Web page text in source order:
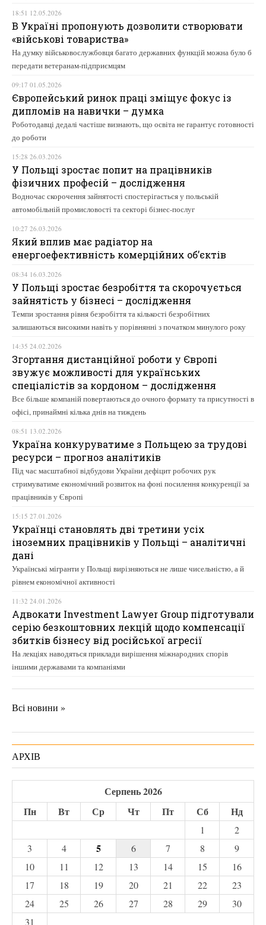
18:51 12.05.2026
В Україні пропонують дозволити створювати
«військові товариства»
На думку військовослужбовця багато державних функцій можна було б
передати ветеранам-підприємцям
09:17 01.05.2026
Європейський ринок праці зміщує фокус із
дипломів на навички – думка
Роботодавці дедалі частіше визнають, що освіта не гарантує готовності
до роботи
15:28 26.03.2026
У Польщі зростає попит на працівників
фізичних професій – дослідження
Водночас скорочення зайнятості спостерігається у польській
автомобільній промисловості та секторі бізнес-послуг
10:27 26.03.2026
Який вплив має радіатор на
енергоефективність комерційних об’єктів
08:34 16.03.2026
У Польщі зростає безробіття та скорочується
зайнятість у бізнесі – дослідження
Темпи зростання рівня безробіття та кількості безробітних
залишаються високими навіть у порівнянні з початком минулого року
14:35 24.02.2026
Згортання дистанційної роботи у Європі
звужує можливості для українських
спеціалістів за кордоном – дослідження
Все більше компаній повертаються до очного формату та присутності в
офісі, принаймні кілька днів на тиждень
08:51 13.02.2026
Україна конкуруватиме з Польщею за трудові
ресурси – прогноз аналітиків
Під час масштабної відбудови України дефіцит робочих рук
стримуватиме економічний розвиток на фоні посилення конкуренції за
працівників у Європі
15:15 27.01.2026
Українці становлять дві третини усіх
іноземних працівників у Польщі – аналітичні
дані
Українські мігранти у Польщі вирізняються не лише чисельністю, а й
рівнем економічної активності
11:32 24.01.2026
Адвокати Investment Lawyer Group підготували
серію безкоштовних лекцій щодо компенсації
збитків бізнесу від російської агресії
На лекціях наводяться приклади вирішення міжнародних спорів
іншими державами та компаніями
Всі новини »
АРХІВ
Серпень 2026
Пн
Вт Ср Чт Пт Сб Нд
1
2
3
4 5 6 7 8
9
10
11 12 13 14 15
16
17
18 19 20 21 22
23
24
25 26 27 28 29
30
31